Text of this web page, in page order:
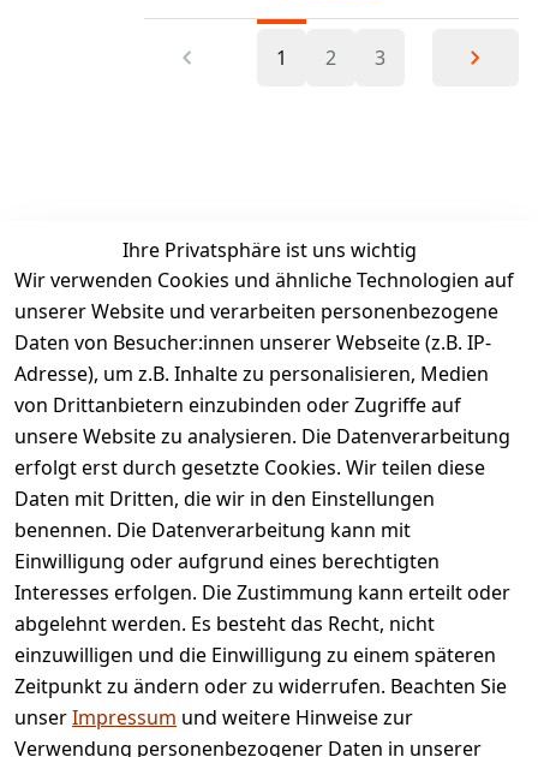
1 2 3
Ihre Privatsphäre ist uns wichtig
Wir verwenden Cookies und ähnliche Technologien auf
unserer Website und verarbeiten personenbezogene
Daten von Besucher:innen unserer Webseite (z.B. IP-
Adresse), um z.B. Inhalte zu personalisieren, Medien
von Drittanbietern einzubinden oder Zugriffe auf
unsere Website zu analysieren. Die Datenverarbeitung
erfolgt erst durch gesetzte Cookies. Wir teilen diese
Daten mit Dritten, die wir in den Einstellungen
benennen. Die Datenverarbeitung kann mit
Einwilligung oder aufgrund eines berechtigten
Interesses erfolgen. Die Zustimmung kann erteilt oder
abgelehnt werden. Es besteht das Recht, nicht
einzuwilligen und die Einwilligung zu einem späteren
Zeitpunkt zu ändern oder zu widerrufen. Beachten Sie
unserImpressum und weitere Hinweise zur
Verwendung personenbezogener Daten in unserer
Rechtliches
AGB
Impressum
Datenschutze
rklärung
Barrierefreihe
itserklärung
Widerrufsrec
ht
Services
Kontakt
Registrieren
Retourenpo
rtal